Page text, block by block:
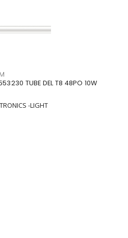
TUBE DEL T8 48PO 10W
-LIGHT